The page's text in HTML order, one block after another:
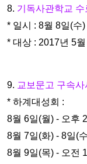
8. 기독사관학교 수
* 일시 : 8월 8일(수
* 대상 : 2017년 5
9. 교보문고 구속
* 하계대성회 :
8월 6일(월) - 오후
8월 7일(화) - 8일(
8월 9일(목) - 오전